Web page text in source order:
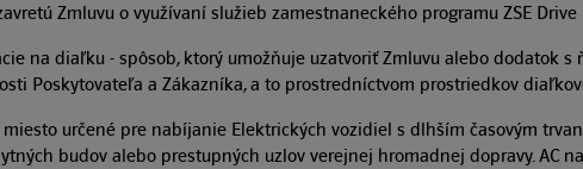
Zmluvu o využívaní služieb zamestnaneckého programu ZSE Drive
na diaľku - spôsob, ktorý umožňuje uzatvoriť Zmluvu alebo dodatok s
Poskytovateľa a Zákazníka, a to prostredníctvom prostriedkov
určené pre nabíjanie Elektrických vozidiel s dlhším časovým
budov alebo prestupných uzlov verejnej hromadnej dopravy. AC